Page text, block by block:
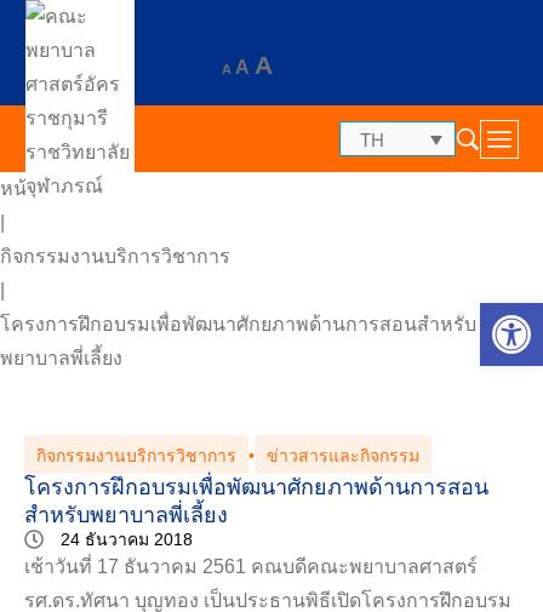
A A A
TH
หน้าแรก
กิจกรรมงานบริการวิชาการ
โครงการฝึกอบรมเพื่อพัฒนาศักยภาพด้านการสอนสำหรับ
พยาบาลพี่เลี้ยง
กิจกรรมงานบริการวิชาการ • ข่าวสารและกิจกรรม
โครงการฝึกอบรมเพื่อพัฒนาศักยภาพด้านการสอน
สำหรับพยาบาลพี่เลี้ยง
24 ธันวาคม 2018
เช้าวันที่ 17 ธันวาคม 2561 คณบดีคณะพยาบาลศาสตร์
รศ.ดร.ทัศนา บุญทอง เป็นประธานพิธีเปิดโครงการฝึกอบรม